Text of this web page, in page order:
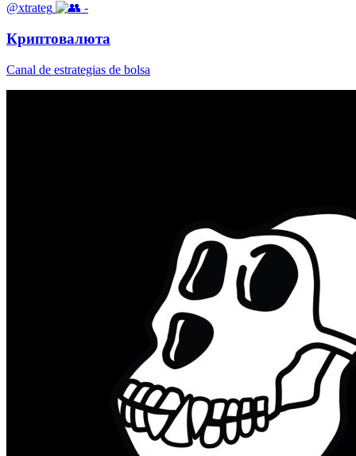
@xtrateg -
Криптовалюта
Canal de estrategias de bolsa